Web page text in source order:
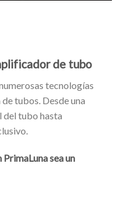
de tubo
tecnologías
tubos. Desde una
tubo hasta
PrimaLuna sea un